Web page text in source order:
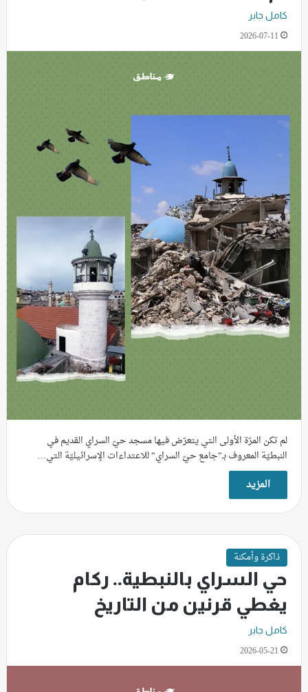
كامل جابر
2026-07-11
لم تكن المرّة الأولى التي يتعرّض فيها مسجد حيّ السراي القديم في
النبطيّة المعروف بـ“جامع حيّ السراي“ للاعتداءات الإسرائيليّة التي…
المزيد
ذاكرة وأمكنة
حي السراي بالنبطية.. ركام
يغطي قرنين من التاريخ
كامل جابر
2026-05-21